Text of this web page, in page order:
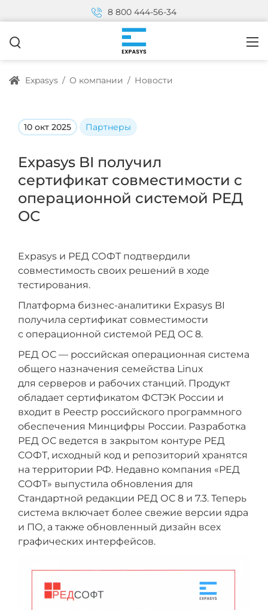
8 800 444-56-34
Expasys / О компании / Новости
10 окт 2025 Партнеры
Expasys BI получил
сертификат совместимости с
операционной системой РЕД
ОС
Expasys и РЕД СОФТ подтвердили
совместимость своих решений в ходе
тестирования.
Платформа бизнес-аналитики Expasys BI
получила сертификат совместимости
с операционной системой РЕД ОС 8.
РЕД ОС — российская операционная система
общего назначения семейства Linux
для серверов и рабочих станций. Продукт
обладает сертификатом ФСТЭК России и
входит в Реестр российского программного
обеспечения Минцифры России. Разработка
РЕД ОС ведется в закрытом контуре РЕД
СОФТ, исходный код и репозиторий хранятся
на территории РФ. Недавно компания «РЕД
СОФТ» выпустила обновления для
Стандартной редакции РЕД ОС 8 и 7.3. Теперь
система включает более свежие версии ядра
и ПО, а также обновленный дизайн всех
графических интерфейсов.